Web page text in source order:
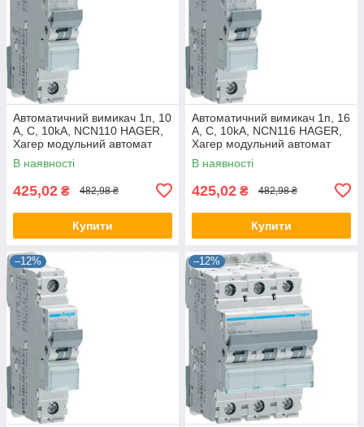
Автоматичний вимикач 1п, 10
А, C, 10kA, NCN110 HAGER,
Хагер модульний автомат
для щитів і боксів
В наявності
425,02 ₴ 482,98 ₴
Купити
Автоматичний вимикач 1п, 16
А, C, 10kA, NCN116 HAGER,
Хагер модульний автомат
для щитів і боксів
В наявності
425,02 ₴ 482,98 ₴
Купити
–12% –12%